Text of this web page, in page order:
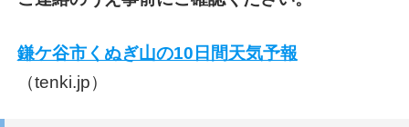
鎌ケ谷市くぬぎ山の10日間天気予報
（tenki.jp）